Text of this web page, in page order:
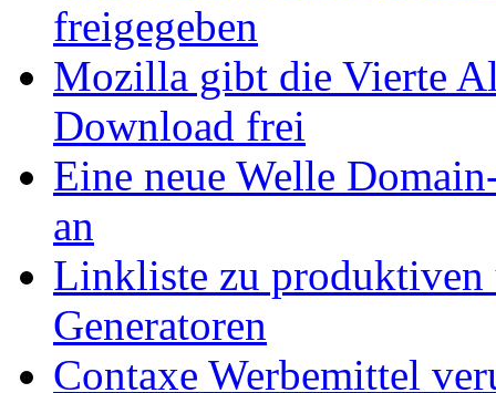
freigegeben
Mozilla gibt die Vierte
Download frei
Eine neue Welle
an
Linkliste zu
Generatoren
Contaxe Werbemittel